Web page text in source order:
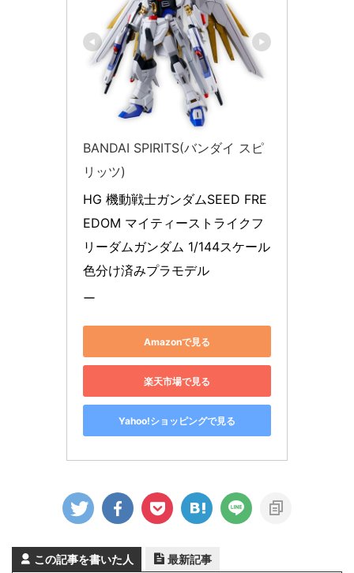
BANDAI SPIRITS(バンダイ スピ
リッツ)
HG 機動戦士ガンダムSEED FRE
EDOM マイティーストライクフ
リーダムガンダム 1/144スケール
色分け済みプラモデル
ー
Amazonで見る
楽天市場で見る
Yahoo!ショッピングで見る
この記事を書いた人 最新記事